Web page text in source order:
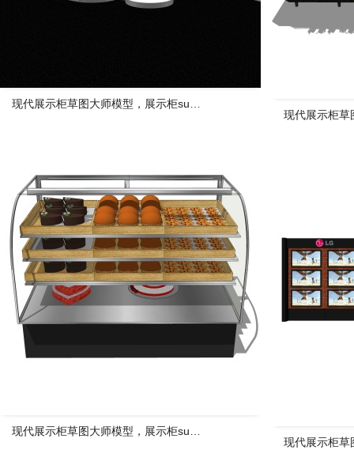
现代展示柜草图大师模型，展示柜su模型下载
现代展示柜草图大师模型，展示柜su模型下载
现代展示柜草
现代展示柜草